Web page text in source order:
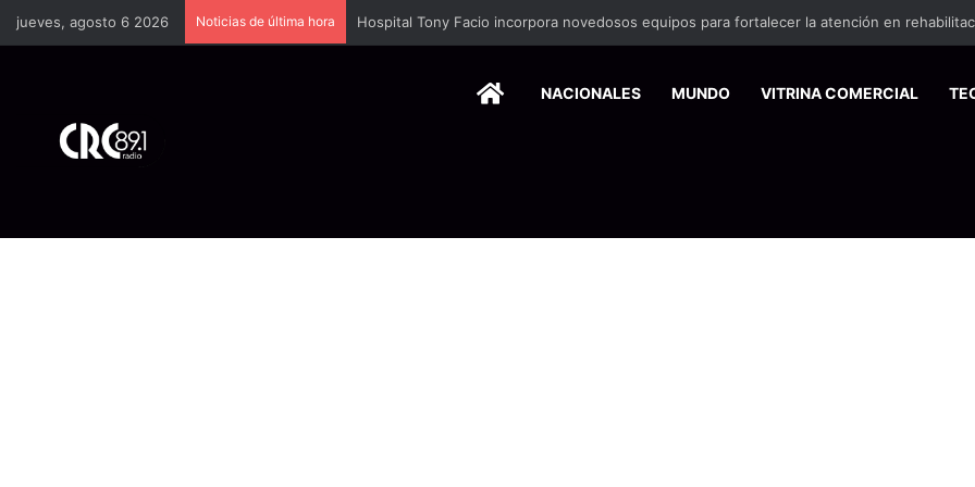
jueves, agosto 6 2026 Noticias de última hora Hospital Tony Facio incorpora novedosos equipos para fortalecer la atención en
HOMENACIONALES MUNDO VITRINA COMERCIAL